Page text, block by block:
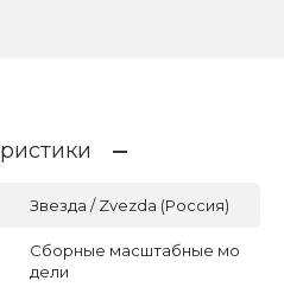
Звезда / Zvezda (Россия)
Сборные масштабные мо
дели